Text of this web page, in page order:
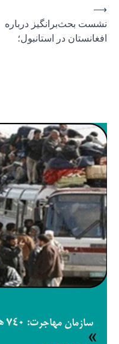
نشست بحث‌برانگیز درباره
افغانستان در استانبول؛
⟶